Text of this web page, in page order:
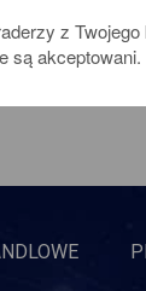
Group, Inc.
z
są akceptowani.